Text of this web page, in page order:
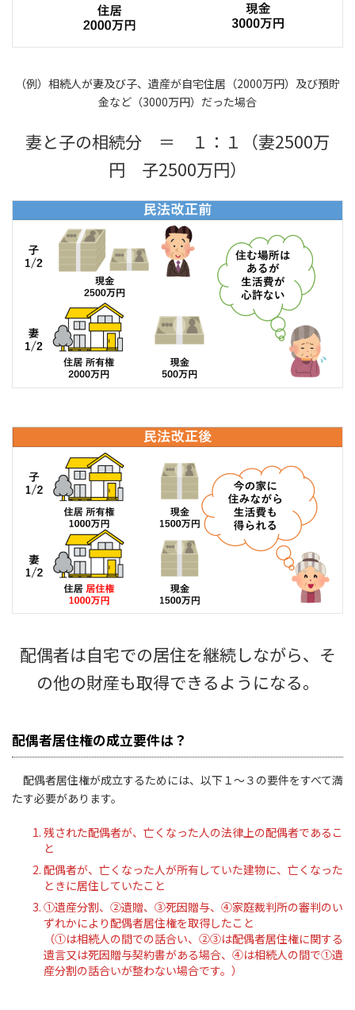
（例）相続人が妻及び子、遺産が自宅住居（2000万円）及び預貯
金など（3000万円）だった場合
妻と子の相続分 ＝ １：１（妻2500万
円 子2500万円）
配偶者は自宅での居住を継続しながら、そ
の他の財産も取得できるようになる。
配偶者居住権の成立要件は？
配偶者居住権が成立するためには、以下１～３の要件をすべて満
たす必要があります。
残された配偶者が、亡くなった人の法律上の配偶者であるこ
と
配偶者が、亡くなった人が所有していた建物に、亡くなった
ときに居住していたこと
①遺産分割、②遺贈、③死因贈与、④家庭裁判所の審判のい
ずれかにより配偶者居住権を取得したこと
（①は相続人の間での話合い、②③は配偶者居住権に関する
遺言又は死因贈与契約書がある場合、④は相続人の間で①遺
産分割の話合いが整わない場合です。）